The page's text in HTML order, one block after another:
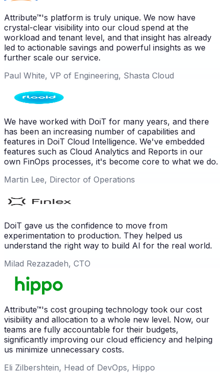
Attribute™'s platform is truly unique. We now have
crystal-clear visibility into our cloud spend at the
workload and tenant level, and that insight has already
led to actionable savings and powerful insights as we
further scale our service.
Paul White, VP of Engineering, Shasta Cloud
We have worked with DoiT for many years, and there
has been an increasing number of capabilities and
features in DoiT Cloud Intelligence. We've embedded
features such as Cloud Analytics and Reports in our
own FinOps processes, it's become core to what we do.
Martin Lee, Director of Operations
DoiT gave us the confidence to move from
experimentation to production. They helped us
understand the right way to build AI for the real world.
Milad Rezazadeh, CTO
Attribute™'s cost grouping technology took our cost
visibility and allocation to a whole new level. Now, our
teams are fully accountable for their budgets,
significantly improving our cloud efficiency and helping
us minimize unnecessary costs.
Eli Zilbershtein, Head of DevOps, Hippo